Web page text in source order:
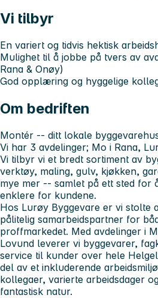
Vi tilbyr
En variert og tidvis hektisk
Mulighet til å jobbe på tvers av
Rana & Onøy)
God opplæring og hyggelige
Om bedriften
Montér -- ditt lokale
Vi har 3 avdelinger; Mo i Rana,
Vi tilbyr vi et bredt sortiment av
verktøy, maling, gulv, kjøkken,
mye mer -- samlet på ett sted for
enklere for kundene.
Hos Lurøy Byggevare er vi stolte
pålitelig samarbeidspartner for
proffmarkedet. Med avdelinger i
Lovund leverer vi byggevarer,
service til kunder over hele
del av et inkluderende
kollegaer, varierte arbeidsdager
fantastisk natur.